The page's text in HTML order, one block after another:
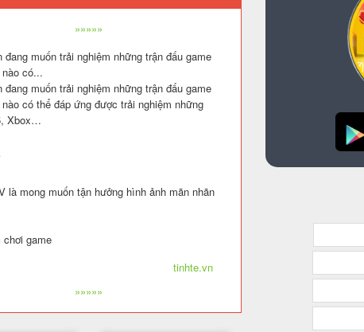
»»»»»
muốn trải nghiệm những trận đấu game
có...
muốn trải nghiệm những trận đấu game
có thể đáp ứng được trải nghiệm những
Xbox…
mong muốn tận hưởng hình ảnh mãn nhãn
chơi game
tinhte.vn
»»»»»